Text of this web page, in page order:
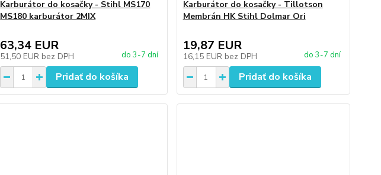
Karburátor do kosačky - Stihl MS170
MS180 karburátor 2MIX
63,34 EUR
51,50 EUR bez DPH do 3-7 dní
Pridať do košíka
Karburátor do kosačky - Tillotson
Membrán HK Stihl Dolmar Ori
19,87 EUR
16,15 EUR bez DPH do 3-7 dní
Pridať do košíka